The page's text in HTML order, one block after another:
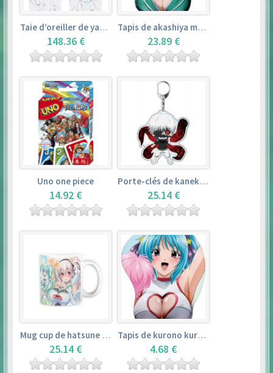
Taie d’oreiller de yamada elf – eromanga sensei
148.36 €
Tapis de akashiya moka – rosario + vampire
23.89 €
Uno one piece
14.92 €
Porte-clés de kaneki ken – tokyo ghoul
25.14 €
Mug cup de hatsune miku & super sonico – vocaloid
25.14 €
Tapis de kurono kurumu – rosario + vampire
4.68 €